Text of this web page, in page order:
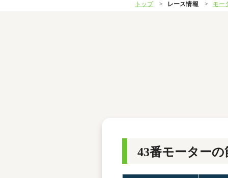
ボートデータ
トップ レース情報 モー
43番モーターの